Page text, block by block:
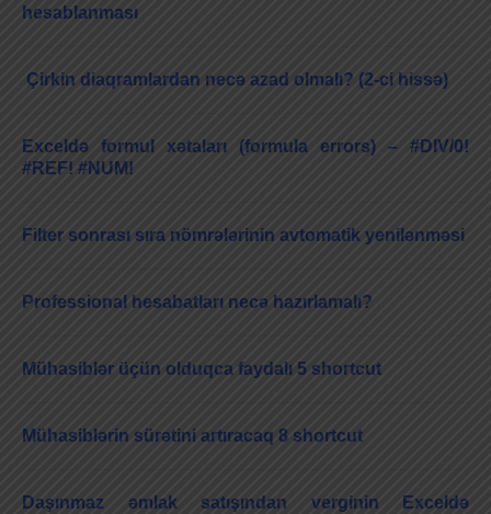
hesablanması
Çirkin diaqramlardan necə azad olmalı? (2-ci hissə)
Exceldə formul xətaları (formula errors) – #DIV/0!
#REF! #NUM!
Filter sonrası sıra nömrələrinin avtomatik yenilənməsi
Professional hesabatları necə hazırlamalı?
Mühasiblər üçün olduqca faydalı 5 shortcut
Mühasiblərin sürətini artıracaq 8 shortcut
Daşınmaz əmlak satışından verginin Exceldə